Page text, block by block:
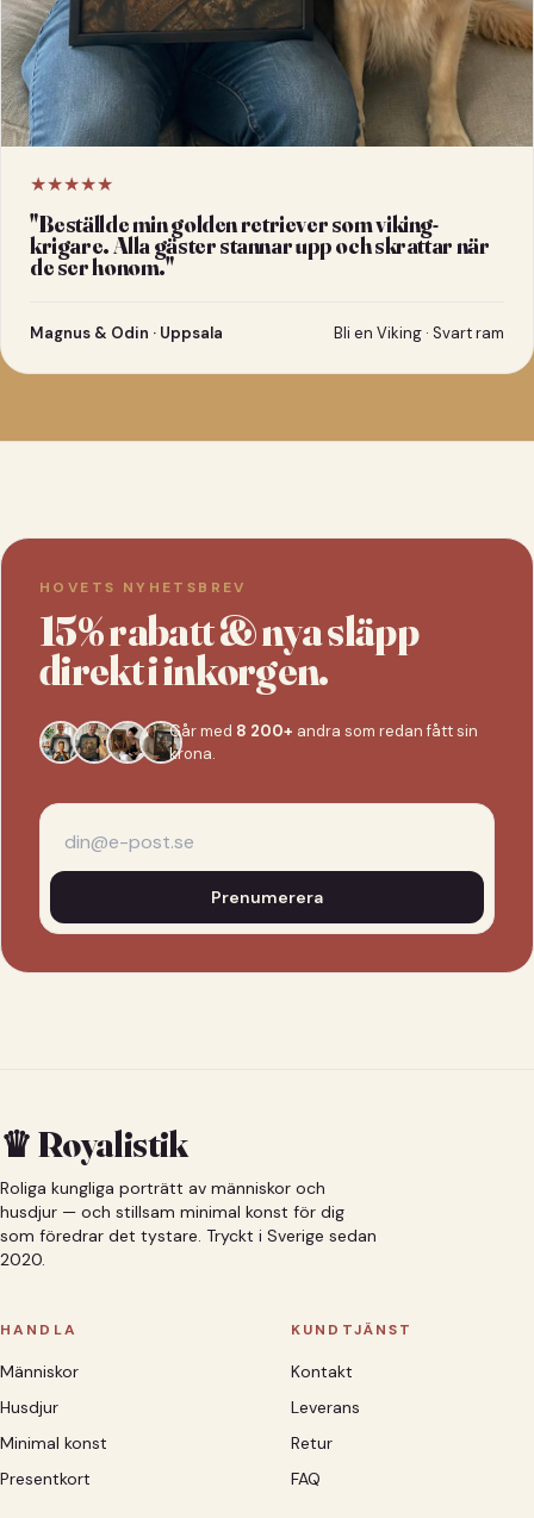
★★★★★
"Beställde min golden retriever som viking-
krigare. Alla gäster stannar upp och skrattar när
de ser honom."
Magnus & Odin · Uppsala Bli en Viking · Svart ram
HOVETS NYHETSBREV
15% rabatt & nya släpp
direkt i inkorgen.
Går med 8 200+ andra som redan fått sin
krona.
Prenumerera
♛ Royalistik
Roliga kungliga porträtt av människor och
husdjur — och stillsam minimal konst för dig
som föredrar det tystare. Tryckt i Sverige sedan
2020.
HANDLA
Människor
Husdjur
Minimal konst
Presentkort
KUNDTJÄNST
Kontakt
Leverans
Retur
FAQ